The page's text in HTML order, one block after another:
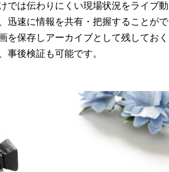
では伝わりにくい現場状況をライブ動
迅速に情報を共有・把握することがで
を保存しアーカイブとして残しておく
事後検証も可能です。